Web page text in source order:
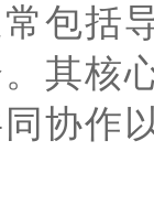
包括
其核
协作